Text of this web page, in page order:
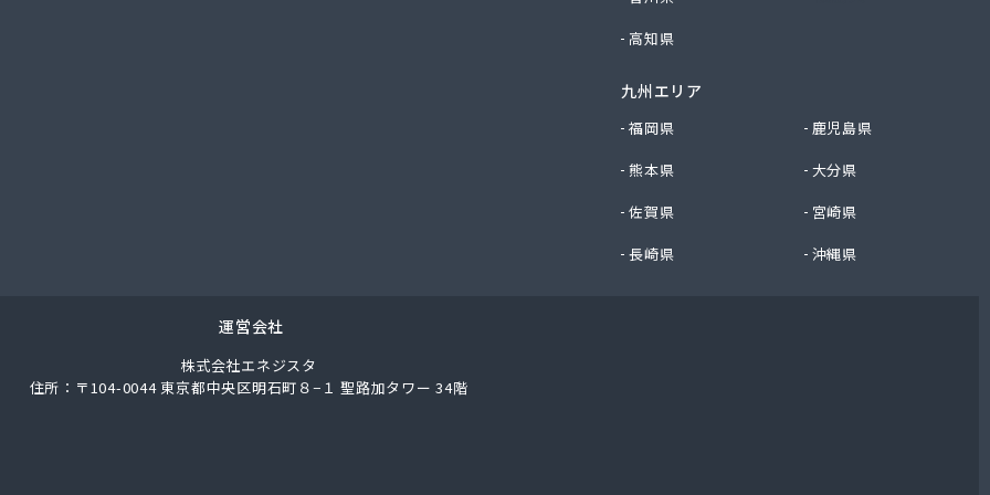
パンガス有限会社
高知県
九州エリア
福岡県
鹿児島県
熊本県
大分県
佐賀県
宮崎県
長崎県
沖縄県
運営会社
株式会社エネジスタ
住所：〒104-0044 東京都中央区明石町８−１ 聖路加タワー 34階